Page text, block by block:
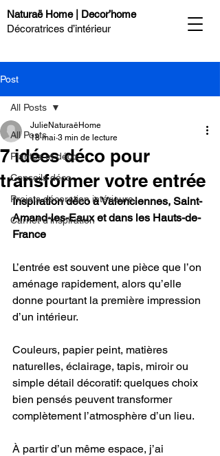
Naturaë Home | Decor’home
Décoratrices d’intérieur
Post
All Posts
Plantes et déco
Conseils déco
Projets décoration intérieure
Carnet d’inspiration
All Posts
7 idées déco pour
transformer votre entrée
JulieNaturaëHome
18 mai 3 min de lecture
Inspiration déco à Valenciennes, Saint-
Amand-les-Eaux et dans les Hauts-de-
France
L’entrée est souvent une pièce que l’on
aménage rapidement, alors qu’elle
donne pourtant la première impression
d’un intérieur.
Couleurs, papier peint, matières
naturelles, éclairage, tapis, miroir ou
simple détail décoratif: quelques choix
bien pensés peuvent transformer
complètement l’atmosphère d’un lieu.
À partir d’un même espace, j’ai